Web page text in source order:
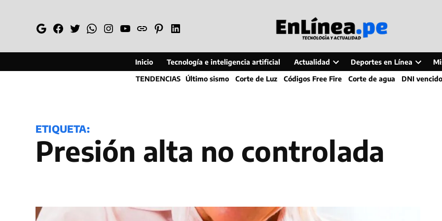
GoogleFacebook
TwitterWhatsapp
Instagram
YouTube
WebPinterestLinkedin
Inicio Tecnología e inteligencia artificial Actualidad
Open
dropdown
Deportes en Línea
Open
dropdown
TENDENCIAS Último sismo Corte de Luz Códigos Free Fire Corte de agua DNI vencido
ETIQUETA:
presión alta no controlada